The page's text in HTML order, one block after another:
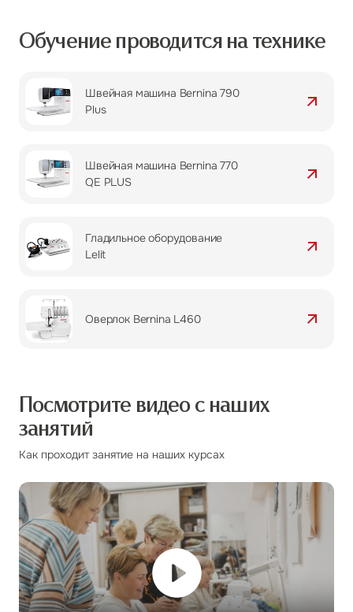
Обучение проводится на технике
Швейная машина Bernina 790
Plus
Швейная машина Bernina 770
QE PLUS
Гладильное оборудование
Lelit
Оверлок Bernina L460
Посмотрите видеос наших
занятий
Как проходит занятие на наших курсах